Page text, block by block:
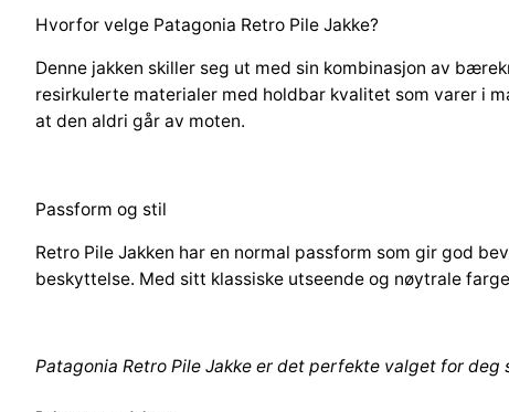
Hvorfor velge Patagonia Retro Pile Jakke?
Denne jakken skiller seg ut med sin kombinasjon av
resirkulerte materialer med holdbar kvalitet som varer i
at den aldri går av moten.
Passform og stil
Retro Pile Jakken har en normal passform som gir god
beskyttelse. Med sitt klassiske utseende og nøytrale
Patagonia Retro Pile Jakke er det perfekte valget for deg